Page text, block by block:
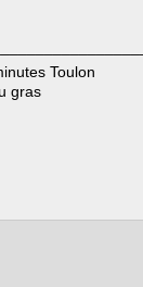
Toulon
gras